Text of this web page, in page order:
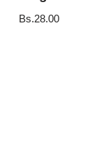
Bs.28.00